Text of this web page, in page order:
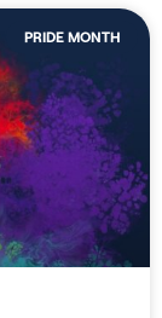
PRIDE MONTH